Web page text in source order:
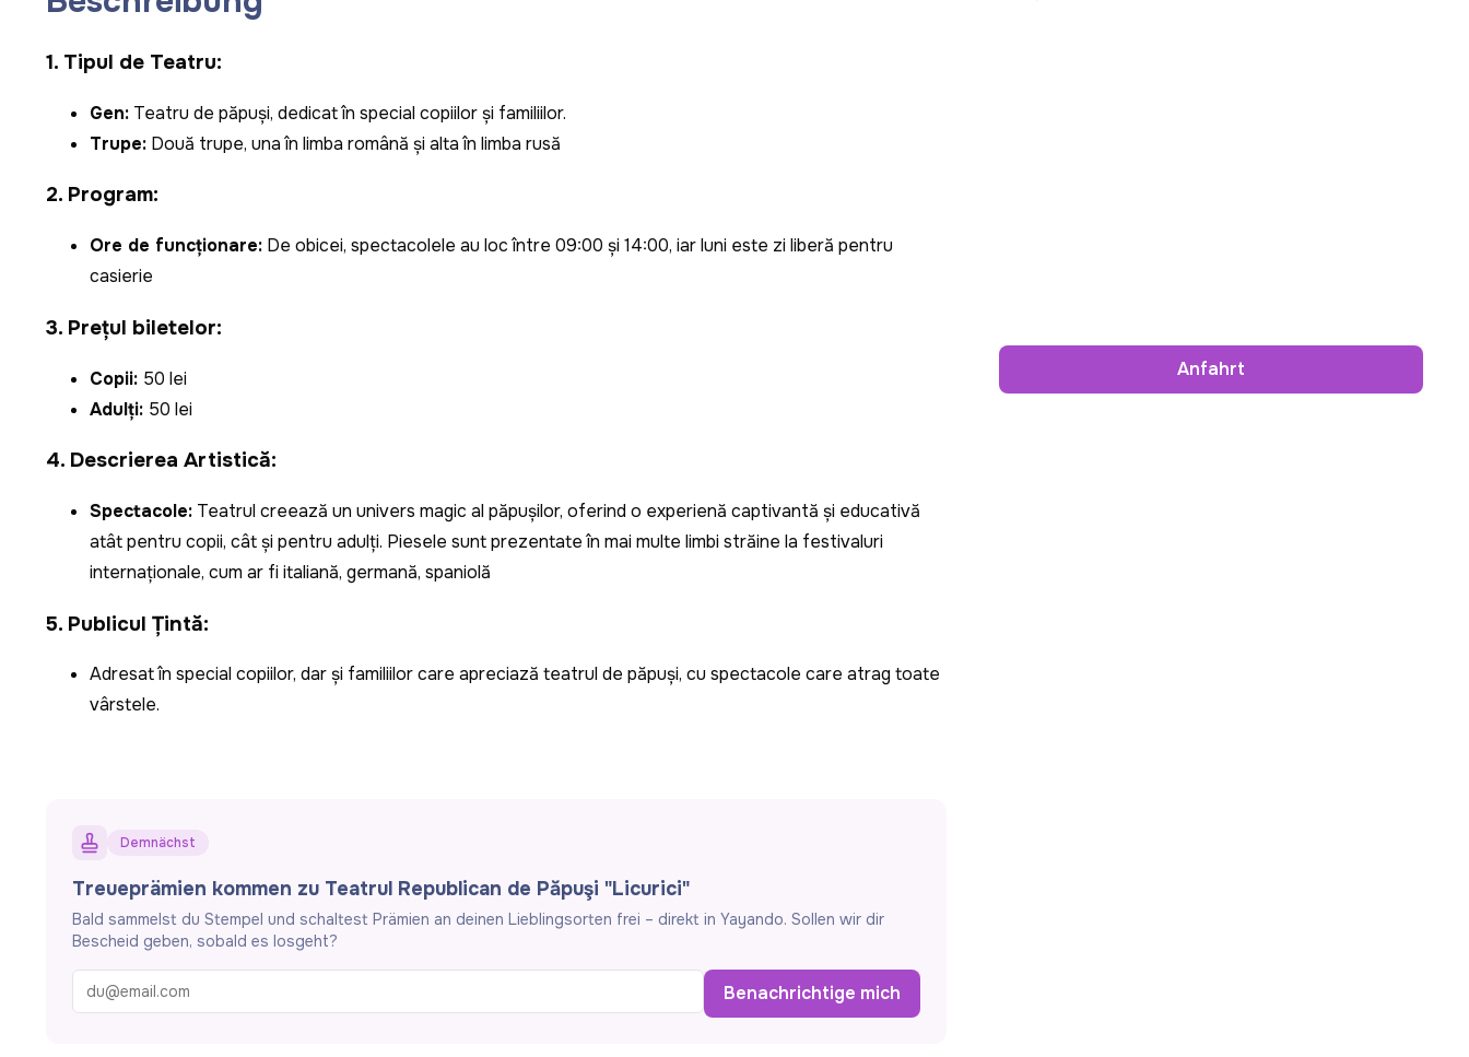
1. Tipul de Teatru:
Gen: Teatru de păpuși, dedicat în special copiilor și familiilor.
Trupe: Două trupe, una în limba română și alta în limba rusă​
2. Program:
Ore de funcționare: De obicei, spectacolele au loc între 09:00 și 14:00, iar luni este zi liberă pentru
casierie​
3. Prețul biletelor:
Copii: 50 lei
Adulți: 50 lei​
4. Descrierea Artistică:
Spectacole: Teatrul creează un univers magic al păpușilor, oferind o experiență captivantă și educativă
atât pentru copii, cât și pentru adulți. Piesele sunt prezentate în mai multe limbi străine la festivaluri
internaționale, cum ar fi italiană, germană, spaniolă​
5. Publicul Țintă:
Adresat în special copiilor, dar și familiilor care apreciază teatrul de păpuși, cu spectacole care atrag toate
vârstele.
Demnächst
Treueprämien kommen zu Teatrul Republican de Păpuşi "Licurici"
Bald sammelst du Stempel und schaltest Prämien an deinen Lieblingsorten frei – direkt in Yayando. Sollen wir dir
Bescheid geben, sobald es losgeht?
Benachrichtige mich
Anfahrt